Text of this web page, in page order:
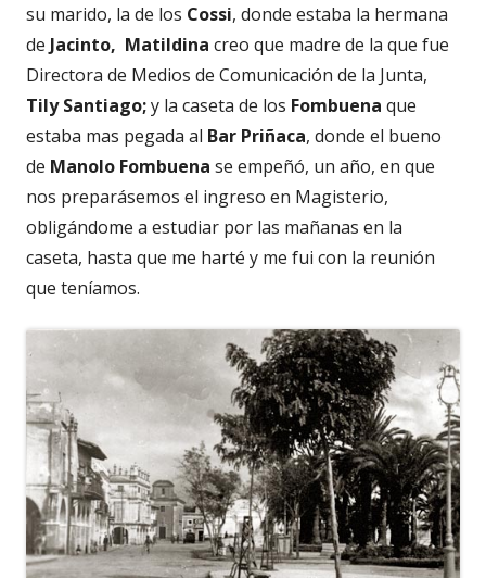
su marido, la de los Cossi, donde estaba la hermana
de Jacinto, Matildina creo que madre de la que fue
Directora de Medios de Comunicación de la Junta,
Tily Santiago;y la caseta de los Fombuena que
estaba mas pegada al Bar Priñaca, donde el bueno
de Manolo Fombuena se empeñó, un año, en que
nos preparásemos el ingreso en Magisterio,
obligándome a estudiar por las mañanas en la
caseta, hasta que me harté y me fui con la reunión
que teníamos.